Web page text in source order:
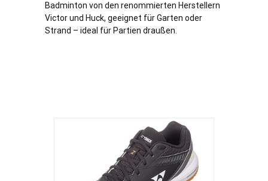
Badminton von den renommierten Herstellern
Victor und Huck, geeignet für Garten oder
Strand – ideal für Partien draußen.